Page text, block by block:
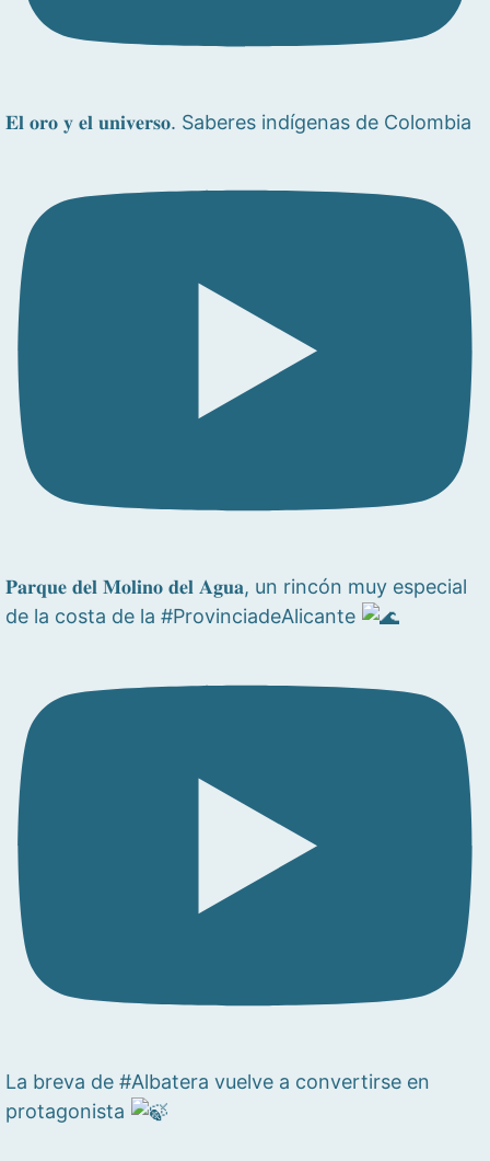
𝐄𝐥 𝐨𝐫𝐨 𝐲 𝐞𝐥 𝐮𝐧𝐢𝐯𝐞𝐫𝐬𝐨. Saberes indígenas de Colombia
𝐏𝐚𝐫𝐪𝐮𝐞 𝐝𝐞𝐥 𝐌𝐨𝐥𝐢𝐧𝐨 𝐝𝐞𝐥 𝐀𝐠𝐮𝐚, un rincón muy especial
de la costa de la #ProvinciadeAlicante
La breva de #Albatera vuelve a convertirse en
protagonista